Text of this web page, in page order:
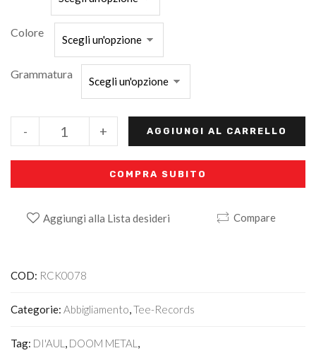
Colore
Grammatura
+
- AGGIUNGI AL CARRELLO
COMPRA SUBITO
Aggiungi alla Lista desideri Compare
COD: RCK0078
Categorie: Abbigliamento,Tee-Records
Tag: DI'AUL , DOOM METAL ,